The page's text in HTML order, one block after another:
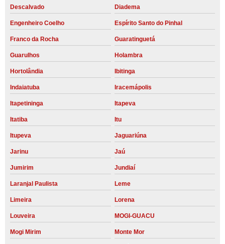
Descalvado Diadema
Engenheiro Coelho Espírito Santo do Pinhal
Franco da Rocha Guaratinguetá
Guarulhos Holambra
Hortolândia Ibitinga
Indaiatuba Iracemápolis
Itapetininga Itapeva
Itatiba Itu
Itupeva Jaguariúna
Jarinu Jaú
Jumirim Jundiaí
Laranjal Paulista Leme
Limeira Lorena
Louveira MOGI-GUACU
Mogi Mirim Monte Mor